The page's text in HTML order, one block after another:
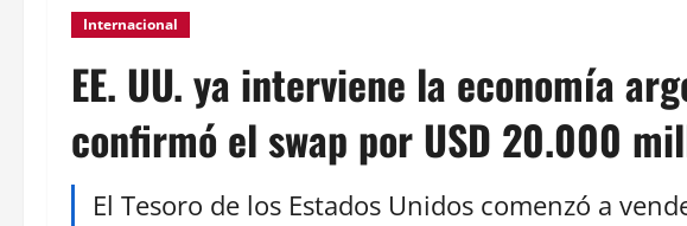
Internacional
EE. UU. ya interviene la economía
confirmó el swap por USD 20.000
El Tesoro de los Estados Unidos comenzó a